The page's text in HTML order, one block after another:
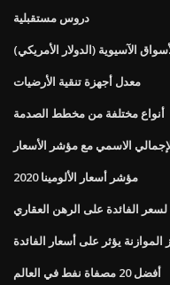
دروس مستقبلية
الآسيوية (الدولار الأمريكي)
معدل أجهزة تنقية الأرضيات
أنواع مختلفة من مخطط الصدمة
الاسمي مع مؤشر الأسعار
مؤشر أسعار الألومينا 2020
لسعر الفائدة على الرهن العقاري
الموازنة يؤثر على أسعار الفائدة
أفضل 20 مصفاة نفط في العالم